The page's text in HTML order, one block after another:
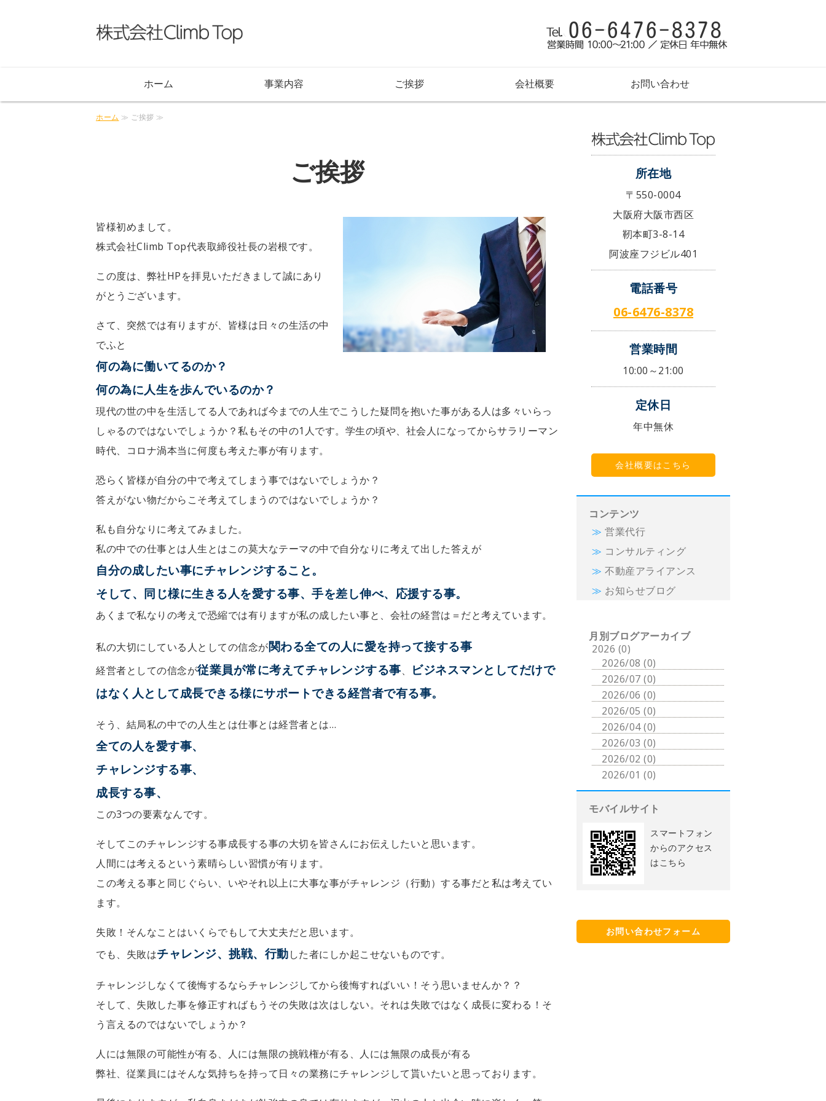
株式会社Climb Top（クライム トップ）｜営業代行・コンサルティン
ホーム 事業内容 ご挨拶 会社概要 お問い合わせ
ホーム ≫ ご挨拶 ≫
ご挨拶
皆様初めまして。
株式会社Climb Top代表取締役社長の岩根です。
この度は、弊社HPを拝見いただきまして誠にあり
がとうございます。
さて、突然では有りますが、皆様は日々の生活の中
でふと
何の為に働いてるのか？
何の為に人生を歩んでいるのか？
現代の世の中を生活してる人であれば今までの人生でこうした疑問を抱いた事がある人は多々いらっ
しゃるのではないでしょうか？私もその中の1人です。学生の頃や、社会人になってからサラリーマン
時代、コロナ渦本当に何度も考えた事が有ります。
恐らく皆様が自分の中で考えてしまう事ではないでしょうか？
答えがない物だからこそ考えてしまうのではないでしょうか？
私も自分なりに考えてみました。
私の中での仕事とは人生とはこの莫大なテーマの中で自分なりに考えて出した答えが
自分の成したい事にチャレンジすること。
そして、同じ様に生きる人を愛する事、手を差し伸べ、応援する事。
あくまで私なりの考えで恐縮では有りますが私の成したい事と、会社の経営は＝だと考えています。
私の大切にしている人としての信念が関わる全ての人に愛を持って接する事
経営者としての信念が従業員が常に考えてチャレンジする事、
ビジネスマンとしてだけで
はなく人として成長できる様にサポートできる経営者で有る事。
そう、結局私の中での人生とは仕事とは経営者とは…
全ての人を愛す事、
チャレンジする事、
成長する事、
この3つの要素なんです。
そしてこのチャレンジする事成長する事の大切を皆さんにお伝えしたいと思います。
人間には考えるという素晴らしい習慣が有ります。
この考える事と同じぐらい、いやそれ以上に大事な事がチャレンジ（行動）する事だと私は考えてい
ます。
失敗！そんなことはいくらでもして大丈夫だと思います。
でも、失敗はチャレンジ、挑戦、行動した者にしか起こせないものです。
チャレンジしなくて後悔するならチャレンジしてから後悔すればいい！そう思いませんか？？
そして、失敗した事を修正すればもうその失敗は次はしない。それは失敗ではなく成長に変わる！そ
う言えるのではないでしょうか？
人には無限の可能性が有る、人には無限の挑戦権が有る、人には無限の成長が有る
弊社、従業員にはそんな気持ちを持って日々の業務にチャレンジして貰いたいと思っております。
所在地
〒550-0004
大阪府大阪市西区
靭本町3-8-14
阿波座フジビル401
電話番号
06-6476-8378
営業時間
10:00～21:00
定休日
年中無休
会社概要はこちら
コンテンツ
営業代行
コンサルティング
不動産アライアンス
お知らせブログ
月別ブログアーカイブ
2026 (0)
2026/08 (0)
2026/07 (0)
2026/06 (0)
2026/05 (0)
2026/04 (0)
2026/03 (0)
2026/02 (0)
2026/01 (0)
モバイルサイト
スマートフォン
からのアクセス
はこちら
お問い合わせフォーム